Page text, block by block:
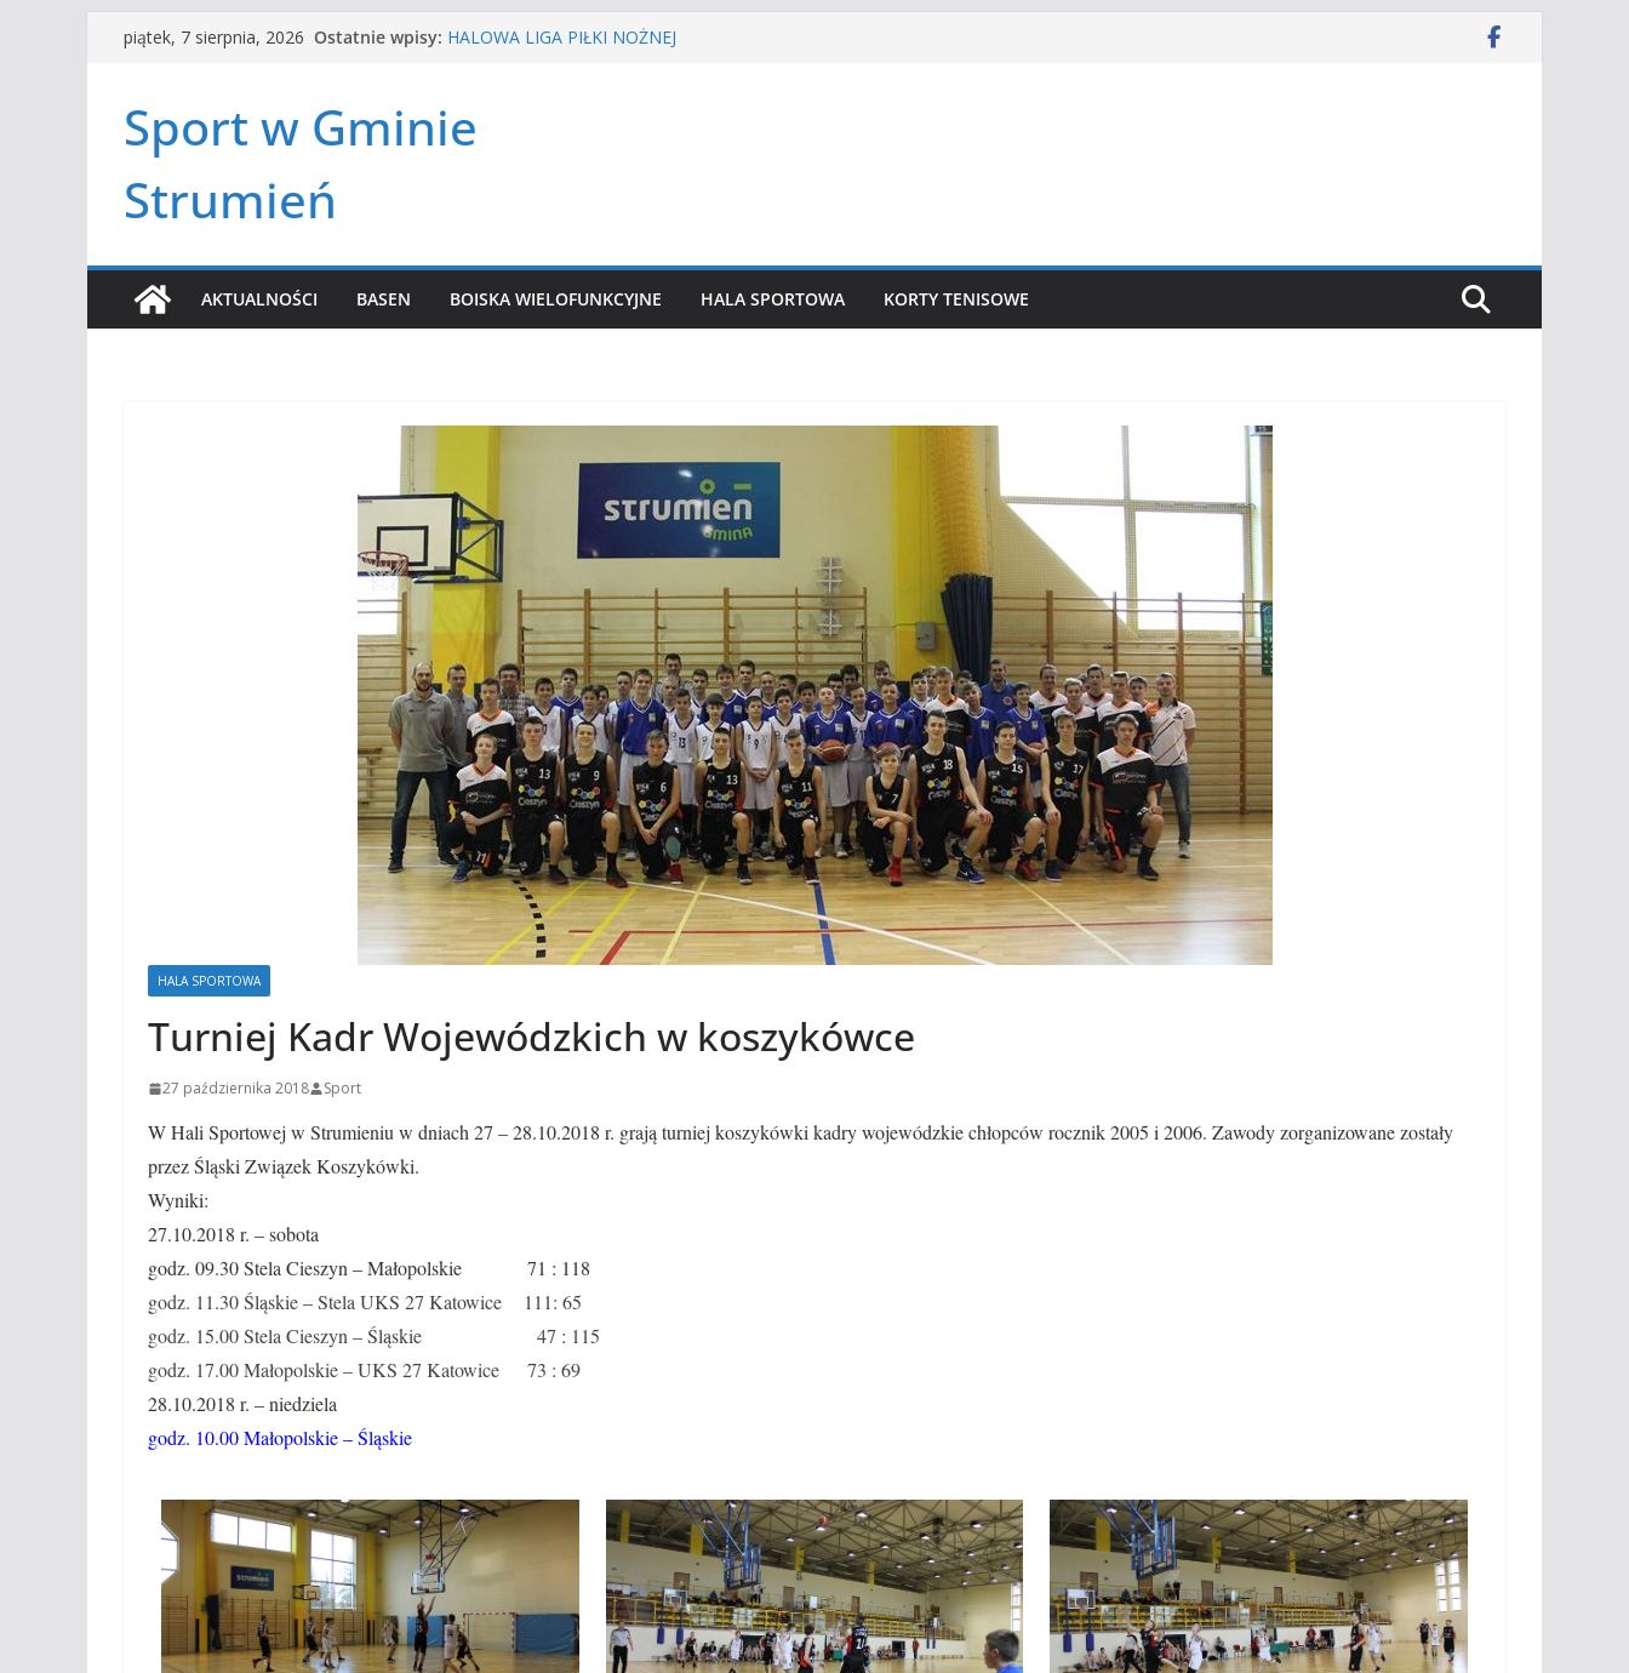
Przejdźpiątek, 7 sierpnia, 2026 Ostatnie wpisy: HALOWA LIGA PIŁKI NOŻNEJ
Czwórbój lekkoatletyczny
Sport w Gminie
Strumień
AKTUALNOŚCI BASEN BOISKA WIELOFUNKCYJNE HALA SPORTOWA KORTY TENISOWE
HALA SPORTOWA
Turniej Kadr Wojewódzkich w koszykówce
27 października 2018 Sport
W Hali Sportowej w Strumieniu w dniach 27 – 28.10.2018 r. grają turniej koszykówki kadry wojewódzkie chłopców rocznik 2005 i 2006. Zawody zorganizowane zostały
przez Śląski Związek Koszykówki.
Wyniki:
27.10.2018 r. – sobota
godz. 09.30 Stela Cieszyn – Małopolskie 71 : 118
godz. 11.30 Śląskie – Stela UKS 27 Katowice 111: 65
godz. 15.00 Stela Cieszyn – Śląskie 47 : 115
godz. 17.00 Małopolskie – UKS 27 Katowice 73 : 69
28.10.2018 r. – niedziela
godz. 10.00 Małopolskie – Śląskie